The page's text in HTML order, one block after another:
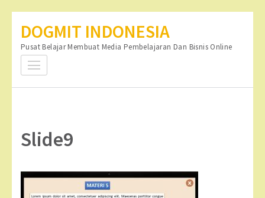
konten
(Tekan
DOGMIT INDONESIA
Pusat Belajar Membuat Media Pembelajaran Dan Bisnis Online
Slide9